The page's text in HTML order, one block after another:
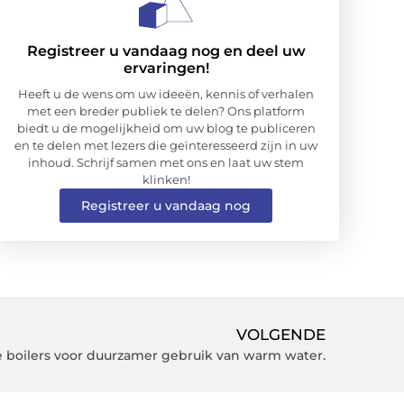
Registreer u vandaag nog en deel uw
ervaringen!
Heeft u de wens om uw ideeën, kennis of verhalen
met een breder publiek te delen? Ons platform
biedt u de mogelijkheid om uw blog te publiceren
en te delen met lezers die geïnteresseerd zijn in uw
inhoud. Schrijf samen met ons en laat uw stem
klinken!
Registreer u vandaag nog
VOLGENDE
boilers voor duurzamer gebruik van warm water.